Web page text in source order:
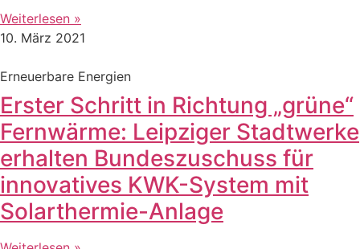
Weiterlesen »
10. März 2021
Erneuerbare Energien
Erster Schritt in Richtung „grüne“
Fernwärme: Leipziger Stadtwerke
erhalten Bundeszuschuss für
innovatives KWK-System mit
Solarthermie-Anlage